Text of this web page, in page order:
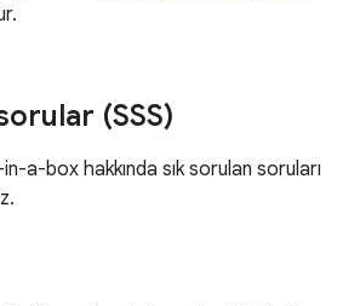
(SSS)
a-box hakkında sık sorulan soruları